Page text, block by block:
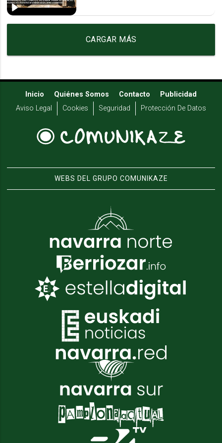
CARGAR MÁS
Inicio Quiénes Somos Contacto
Publicidad
Aviso Legal
Cookies Seguridad Protección De Datos
WEBS DEL GRUPO COMUNIKAZE